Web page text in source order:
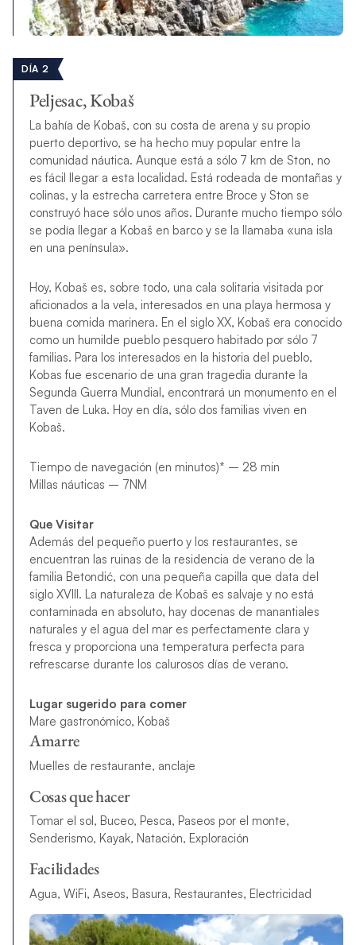
DÍA 2
Peljesac, Kobaš
La bahía de Kobaš, con su costa de arena y su propio
puerto deportivo, se ha hecho muy popular entre la
comunidad náutica. Aunque está a sólo 7 km de Ston, no
es fácil llegar a esta localidad. Está rodeada de montañas y
colinas, y la estrecha carretera entre Broce y Ston se
construyó hace sólo unos años. Durante mucho tiempo sólo
se podía llegar a Kobaš en barco y se la llamaba «una isla
en una península».
Hoy, Kobaš es, sobre todo, una cala solitaria visitada por
aficionados a la vela, interesados en una playa hermosa y
buena comida marinera. En el siglo XX, Kobaš era conocido
como un humilde pueblo pesquero habitado por sólo 7
familias. Para los interesados en la historia del pueblo,
Kobas fue escenario de una gran tragedia durante la
Segunda Guerra Mundial, encontrará un monumento en el
Taven de Luka. Hoy en día, sólo dos familias viven en
Kobaš.
Tiempo de navegación (en minutos)* – 28 min
Millas náuticas – 7NM
Que Visitar
Además del pequeño puerto y los restaurantes, se
encuentran las ruinas de la residencia de verano de la
familia Betondić, con una pequeña capilla que data del
siglo XVIII. La naturaleza de Kobaš es salvaje y no está
contaminada en absoluto, hay docenas de manantiales
naturales y el agua del mar es perfectamente clara y
fresca y proporciona una temperatura perfecta para
refrescarse durante los calurosos días de verano.
Lugar sugerido para comer
Mare gastronómico, Kobaš
Amarre
Muelles de restaurante, anclaje
Cosas que hacer
Tomar el sol, Buceo, Pesca, Paseos por el monte,
Senderismo, Kayak, Natación, Exploración
Facilidades
Agua, WiFi, Aseos, Basura, Restaurantes, Electricidad